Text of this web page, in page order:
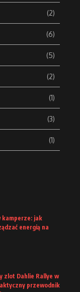
(2)
(6)
(5)
(2)
(1)
(3)
(1)
kamperze: jak
energią na
zlot Dahlie Rallye w
przewodnik